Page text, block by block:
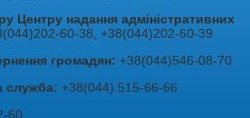
Центру надання адміністративних
60-38, +38(044)202-60-39
громадян: +38(044)546-08-70
служба: +38(044) 515-66-66
60